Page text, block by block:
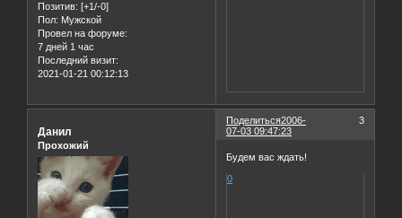
Позитив: [+1/-0]
Пол: Мужской
Провел на форуме:
7 дней 1 час
Последний визит:
2021-01-21 00:12:13
Поделиться 3
2006-
07-03 09:47:23
Данил
Прохожий
Будем вас ждать!
0